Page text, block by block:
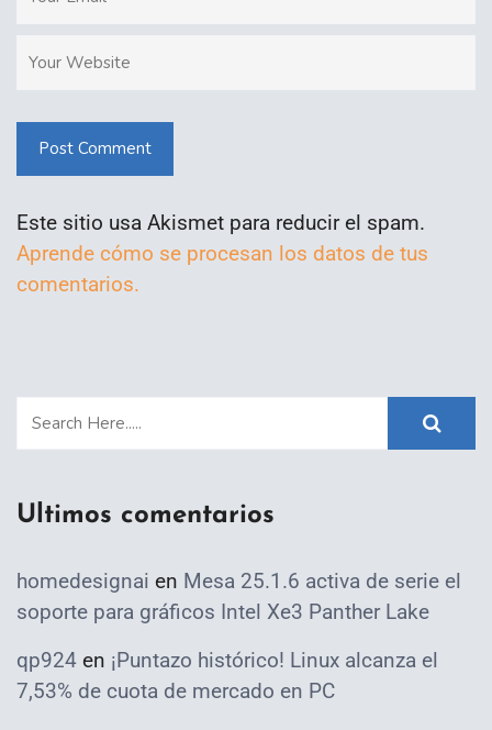
Post Comment
Este sitio usa Akismet para reducir el spam.
Aprende cómo se procesan los datos de tus
comentarios.
Ultimos comentarios
homedesignai en Mesa 25.1.6 activa de serie el
soporte para gráficos Intel Xe3 Panther Lake
qp924 en ¡Puntazo histórico! Linux alcanza el
7,53% de cuota de mercado en PC